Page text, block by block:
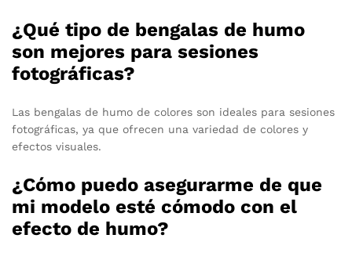
¿Qué tipo de bengalas de humo
son mejores para sesiones
fotográficas?
Las bengalas de humo de colores son ideales para sesiones
fotográficas, ya que ofrecen una variedad de colores y
efectos visuales.
¿Cómo puedo asegurarme de que
mi modelo esté cómodo con el
efecto de humo?